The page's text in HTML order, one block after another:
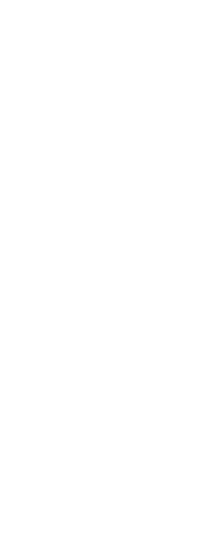
店